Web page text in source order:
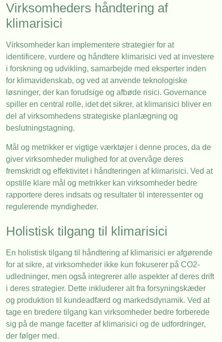
Virksomheders håndtering af
klimarisici
Virksomheder kan implementere strategier for at
identificere, vurdere og håndtere klimarisici ved at investere
i forskning og udvikling, samarbejde med eksperter inden
for klimavidenskab, og ved at anvende teknologiske
løsninger, der kan forudsige og afbøde risici. Governance
spiller en central rolle, idet det sikrer, at klimarisici bliver en
del af virksomhedens strategiske planlægning og
beslutningstagning.
Mål og metrikker er vigtige værktøjer i denne proces, da de
giver virksomheder mulighed for at overvåge deres
fremskridt og effektivitet i håndteringen af klimarisici. Ved at
opstille klare mål og metrikker kan virksomheder bedre
rapportere deres indsats og resultater til interessenter og
regulerende myndigheder.
Holistisk tilgang til klimarisici
En holistisk tilgang til håndtering af klimarisici er afgørende
for at sikre, at virksomheder ikke kun fokuserer på CO2-
udledninger, men også integrerer alle aspekter af deres drift
i deres strategier. Dette inkluderer alt fra forsyningskæder
og produktion til kundeadfærd og markedsdynamik. Ved at
tage en bredere tilgang kan virksomheder bedre forberede
sig på de mange facetter af klimarisici og de udfordringer,
der følger med.